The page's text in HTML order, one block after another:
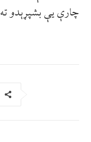
چارې یې بشپړېدو